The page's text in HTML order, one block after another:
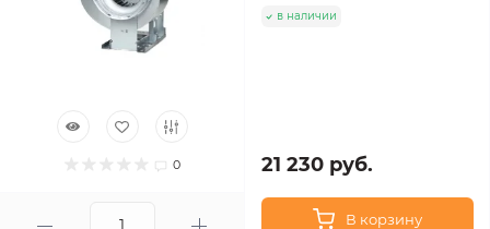
0
в наличии
21 230 руб.
В корзину